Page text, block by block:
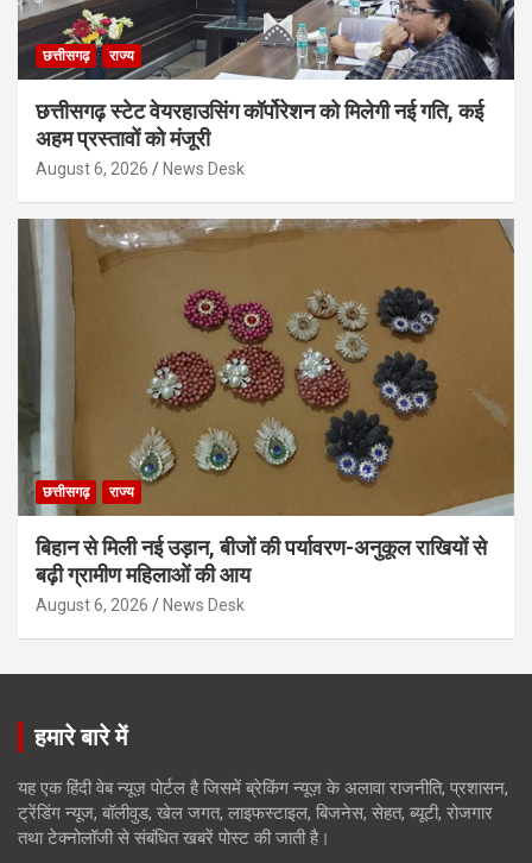
छत्तीसगढ़ राज्य
छत्तीसगढ़ स्टेट वेयरहाउसिंग कॉर्पोरेशन को मिलेगी नई गति, कई
अहम प्रस्तावों को मंजूरी
August 6, 2026 News Desk
छत्तीसगढ़ राज्य
बिहान से मिली नई उड़ान, बीजों की पर्यावरण-अनुकूल राखियों से
बढ़ी ग्रामीण महिलाओं की आय
August 6, 2026 News Desk
हमारे बारे में
यह एक हिंदी वेब न्यूज़ पोर्टल है जिसमें ब्रेकिंग न्यूज़ के अलावा राजनीति, प्रशासन,
ट्रेंडिंग न्यूज, बॉलीवुड, खेल जगत, लाइफस्टाइल, बिजनेस, सेहत, ब्यूटी, रोजगार
तथा टेक्नोलॉजी से संबंधित खबरें पोस्ट की जाती है।